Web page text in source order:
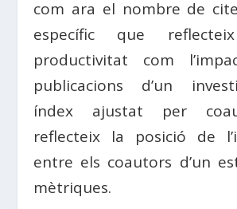
com ara el nombre de
específic que
productivitat com
publicacions d’un
índex ajustat per
reflecteix la posició de
entre els coautors d’un
mètriques.